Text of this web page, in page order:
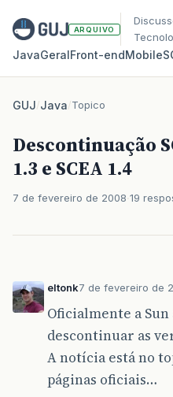
ARQUIVO
JavaGeralFront‑endMobile
GUJ/Java/Topico
Descontinuação
1.3 e SCEA 1.4
7 de fevereiro de 2008 19
eltonk7 de fevereiro de
Oficialmente a
descontinuar as
A notícia está no
páginas oficiais…